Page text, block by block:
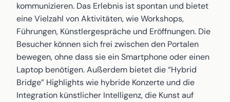
kommunizieren. Das Erlebnis ist spontan und bietet
eine Vielzahl von Aktivitäten, wie Workshops,
Führungen, Künstlergespräche und Eröffnungen. Die
Besucher können sich frei zwischen den Portalen
bewegen, ohne dass sie ein Smartphone oder einen
Laptop benötigen. Außerdem bietet die “Hybrid
Bridge” Highlights wie hybride Konzerte und die
Integration künstlicher Intelligenz, die Kunst auf